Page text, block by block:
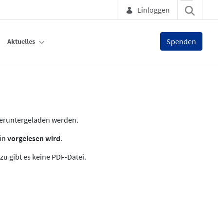
Einloggen
Aktuelles Spenden
werden.
vorgelesen wird.
gibt es keine PDF-Datei.